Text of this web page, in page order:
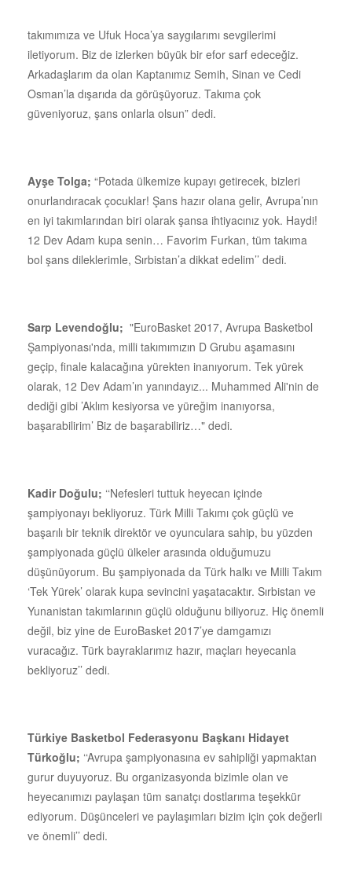
takımımıza ve Ufuk Hoca’ya saygılarımı sevgilerimi
iletiyorum. Biz de izlerken büyük bir efor sarf edeceğiz.
Arkadaşlarım da olan Kaptanımız Semih, Sinan ve Cedi
Osman’la dışarıda da görüşüyoruz. Takıma çok
güveniyoruz, şans onlarla olsun” dedi.
Ayşe Tolga; “Potada ülkemize kupayı getirecek, bizleri
onurlandıracak çocuklar! Şans hazır olana gelir, Avrupa’nın
en iyi takımlarından biri olarak şansa ihtiyacınız yok. Haydi!
12 Dev Adam kupa senin… Favorim Furkan, tüm takıma
bol şans dileklerimle, Sırbistan’a dikkat edelim’’ dedi.
Sarp Levendoğlu; "EuroBasket 2017, Avrupa Basketbol
Şampiyonası'nda, milli takımımızın D Grubu aşamasını
geçip, finale kalacağına yürekten inanıyorum. Tek yürek
olarak, 12 Dev Adam’ın yanındayız... Muhammed Ali'nin de
dediği gibi ’Aklım kesiyorsa ve yüreğim inanıyorsa,
başarabilirim’ Biz de başarabiliriz…" dedi.
Kadir Doğulu; ‘‘Nefesleri tuttuk heyecan içinde
şampiyonayı bekliyoruz. Türk Milli Takımı çok güçlü ve
başarılı bir teknik direktör ve oyunculara sahip, bu yüzden
şampiyonada güçlü ülkeler arasında olduğumuzu
düşünüyorum. Bu şampiyonada da Türk halkı ve Milli Takım
‘Tek Yürek’ olarak kupa sevincini yaşatacaktır. Sırbistan ve
Yunanistan takımlarının güçlü olduğunu biliyoruz. Hiç önemli
değil, biz yine de EuroBasket 2017’ye damgamızı
vuracağız. Türk bayraklarımız hazır, maçları heyecanla
bekliyoruz’’ dedi.
Türkiye Basketbol Federasyonu Başkanı Hidayet
Türkoğlu; ‘‘Avrupa şampiyonasına ev sahipliği yapmaktan
gurur duyuyoruz. Bu organizasyonda bizimle olan ve
heyecanımızı paylaşan tüm sanatçı dostlarıma teşekkür
ediyorum. Düşünceleri ve paylaşımları bizim için çok değerli
ve önemli’’ dedi.